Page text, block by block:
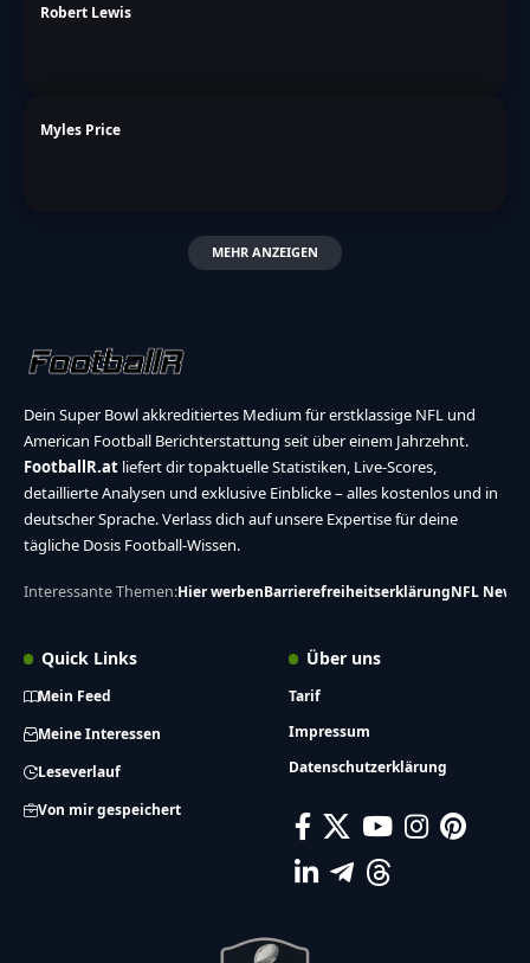
Robert Lewis
Myles Price
MEHR ANZEIGEN
Dein Super Bowl akkreditiertes Medium für erstklassige NFL und
American Football Berichterstattung seit über einem Jahrzehnt.
FootballR.at liefert dir topaktuelle Statistiken, Live-Scores,
detaillierte Analysen und exklusive Einblicke – alles kostenlos und in
deutscher Sprache. Verlass dich auf unsere Expertise für deine
tägliche Dosis Football-Wissen.
Interessante Themen:Hier werbenBarrierefreiheitserklärungNFL News
Quick Links
Mein Feed
Meine Interessen
Leseverlauf
Von mir gespeichert
Über uns
Tarif
Impressum
Datenschutzerklärung